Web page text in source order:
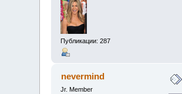
Публикации: 287
nevermind
Jr. Member